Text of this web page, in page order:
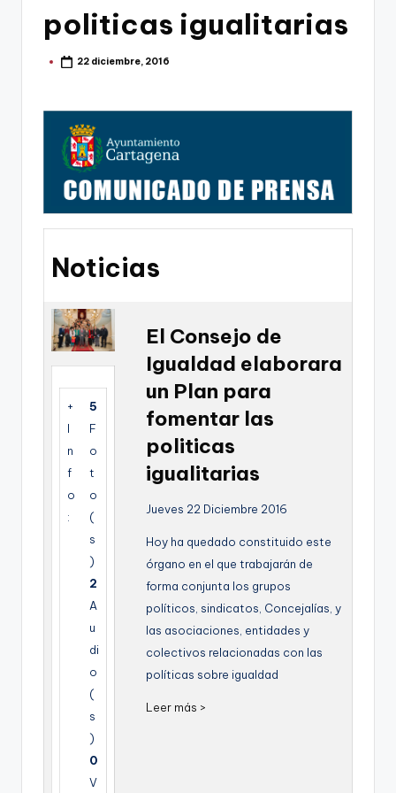
politicas igualitarias
Publicado22 diciembre, 2016
Noticias
+
I
n
f
o
:
5
F
o
t
o
(
s
)
2
A
u
di
o
(
s
)
0
V
El Consejo de
Igualdad elaborara
un Plan para
fomentar las
politicas
igualitarias
Jueves 22 Diciembre 2016
Hoy ha quedado constituido este
órgano en el que trabajarán de
forma conjunta los grupos
políticos, sindicatos, Concejalías, y
las asociaciones, entidades y
colectivos relacionadas con las
políticas sobre igualdad
Leer más >